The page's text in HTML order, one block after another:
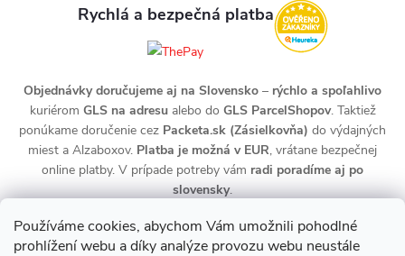
Používáme cookies, abychom Vám umožnili pohodlné
prohlížení webu a díky analýze provozu webu neustále
Rychlá a bezpečná platba
Objednávky doručujeme aj na Slovensko – rýchlo a spoľahlivo
kuriérom GLS na adresualebo do GLS ParcelShopov. Taktiež
ponúkame doručenie cez Packeta.sk (Zásielkovňa) do výdajných
miest a Alzaboxov. Platba je možná v EUR, vrátane bezpečnej
online platby. V prípade potreby vám radi poradíme aj po
slovensky.